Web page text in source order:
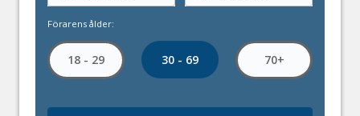
Förarens ålder:
18 - 29 30 - 69 70+